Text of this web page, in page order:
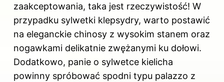
zaakceptowania, taka jest rzeczywistość! W
przypadku sylwetki klepsydry, warto postawić
na eleganckie chinosy z wysokim stanem oraz
nogawkami delikatnie zwężanymi ku dołowi.
Dodatkowo, panie o sylwetce kielicha
powinny spróbować spodni typu palazzo z